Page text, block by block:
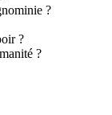
?
?
?